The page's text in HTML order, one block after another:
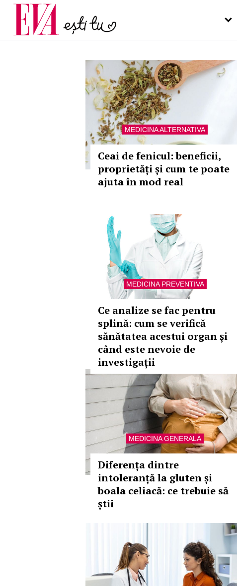
MEDICINA ALTERNATIVA
Ceai de fenicul: beneficii,
proprietăți și cum te poate
ajuta în mod real
MEDICINA PREVENTIVA
Ce analize se fac pentru
splină: cum se verifică
sănătatea acestui organ și
când este nevoie de
investigații
MEDICINA GENERALA
Diferența dintre
intoleranță la gluten și
boala celiacă: ce trebuie să
știi
Carieră
Actualitate